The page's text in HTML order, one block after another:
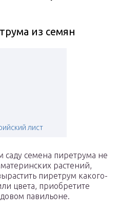
из семян
лист
саду семена пиретрума не
растений,
пиретрум какого-
цвета, приобретите
павильоне.